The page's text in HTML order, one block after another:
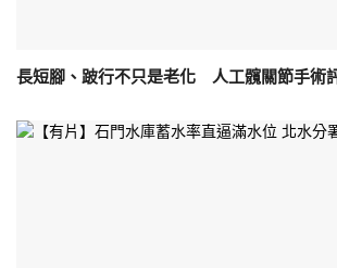
長短腳、跛行不只是老化 人工髖關節手術